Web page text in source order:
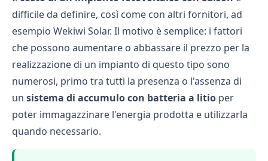
difficile da definire, così come con altri fornitori, ad
esempio Wekiwi Solar. Il motivo è semplice: i fattori
che possono aumentare o abbassare il prezzo per la
realizzazione di un impianto di questo tipo sono
numerosi, primo tra tutti la presenza o l'assenza di
un sistema di accumulo con batteria a litio per
poter immagazzinare l'energia prodotta e utilizzarla
quando necessario.